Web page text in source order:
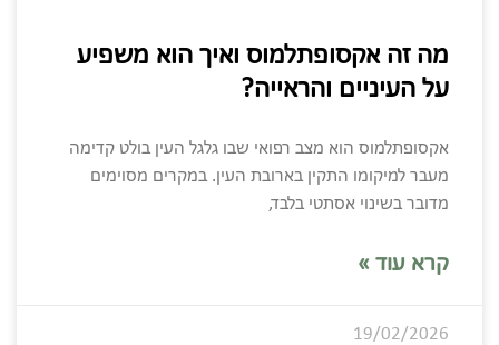
מה זה אקסופתלמוס ואיך הוא משפיע
על העיניים והראייה?
אקסופתלמוס הוא מצב רפואי שבו גלגל העין בולט קדימה
מעבר למיקומו התקין בארובת העין. במקרים מסוימים
מדובר בשינוי אסתטי בלבד,
קרא עוד »
19/02/2026